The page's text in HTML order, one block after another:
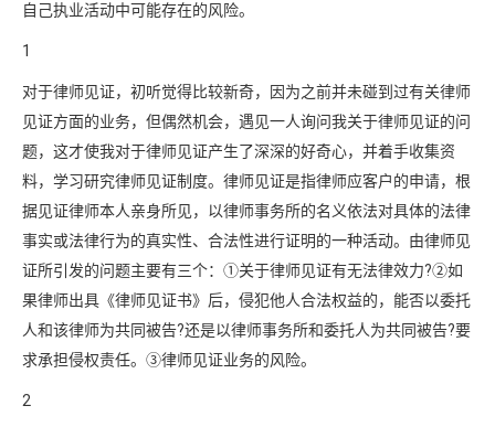
自己执业活动中可能存在的风险。
1
对于律师见证，初听觉得比较新奇，因为之前并未碰到过有关律师
见证方面的业务，但偶然机会，遇见一人询问我关于律师见证的问
题，这才使我对于律师见证产生了深深的好奇心，并着手收集资
料，学习研究律师见证制度。律师见证是指律师应客户的申请，根
据见证律师本人亲身所见，以律师事务所的名义依法对具体的法律
事实或法律行为的真实性、合法性进行证明的一种活动。由律师见
证所引发的问题主要有三个：①关于律师见证有无法律效力?②如
果律师出具《律师见证书》后，侵犯他人合法权益的，能否以委托
人和该律师为共同被告?还是以律师事务所和委托人为共同被告?要
求承担侵权责任。③律师见证业务的风险。
2